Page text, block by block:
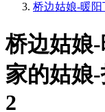
桥边姑娘-暖
桥边姑娘
家的姑娘
2